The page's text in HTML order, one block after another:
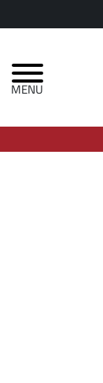
al
principale
principale